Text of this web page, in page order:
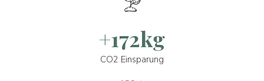
+172kg
CO2 Einsparung